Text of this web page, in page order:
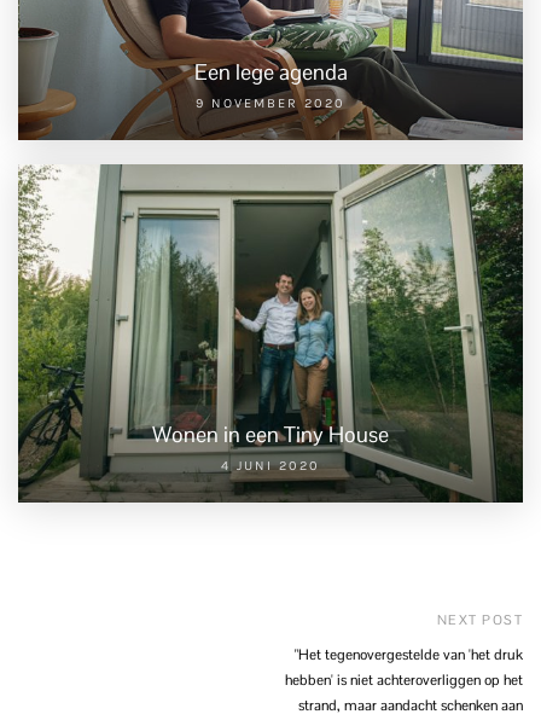
Een lege agenda
9 NOVEMBER 2020
Wonen in een Tiny House
4 JUNI 2020
NEXT POST
"Het tegenovergestelde van 'het druk
hebben' is niet achteroverliggen op het
strand, maar aandacht schenken aan